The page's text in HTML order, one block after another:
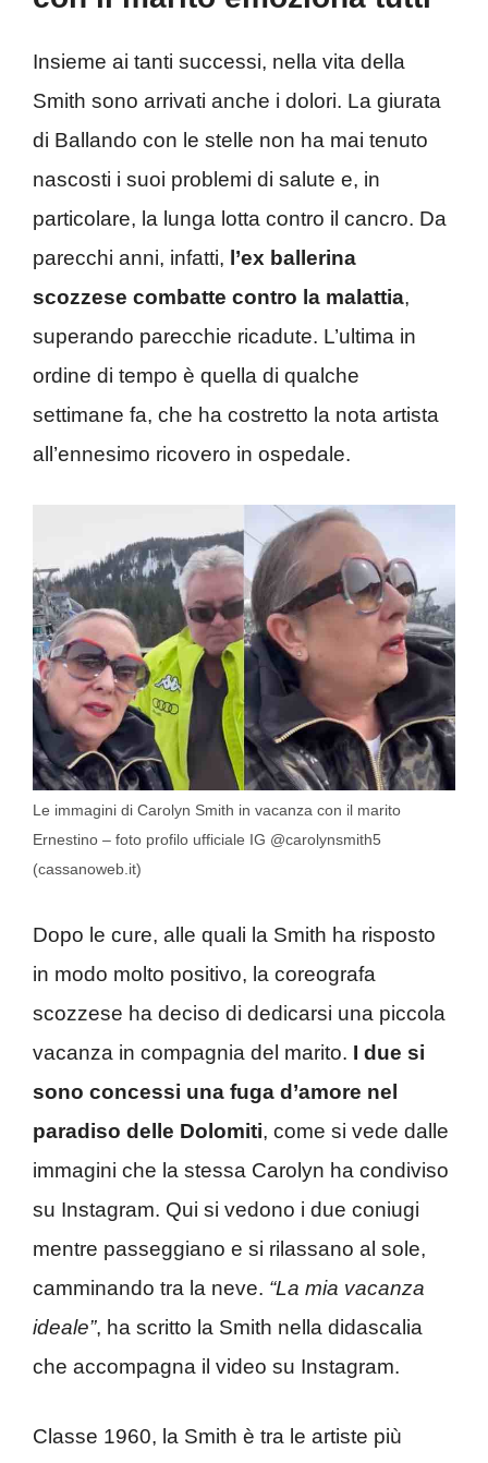
Insieme ai tanti successi, nella vita della
Smith sono arrivati anche i dolori. La giurata
di Ballando con le stelle non ha mai tenuto
nascosti i suoi problemi di salute e, in
particolare, la lunga lotta contro il cancro. Da
parecchi anni, infatti, l’ex ballerina
scozzese combatte contro la malattia,
superando parecchie ricadute. L’ultima in
ordine di tempo è quella di qualche
settimane fa, che ha costretto la nota artista
all’ennesimo ricovero in ospedale.
Le immagini di Carolyn Smith in vacanza con il marito
Ernestino – foto profilo ufficiale IG @carolynsmith5
(cassanoweb.it)
Dopo le cure, alle quali la Smith ha risposto
in modo molto positivo, la coreografa
scozzese ha deciso di dedicarsi una piccola
vacanza in compagnia del marito. I due si
sono concessi una fuga d’amore nel
paradiso delle Dolomiti, come si vede dalle
immagini che la stessa Carolyn ha condiviso
su Instagram. Qui si vedono i due coniugi
mentre passeggiano e si rilassano al sole,
camminando tra la neve. “La mia vacanza
ideale”, ha scritto la Smith nella didascalia
che accompagna il video su Instagram.
Classe 1960, la Smith è tra le artiste più